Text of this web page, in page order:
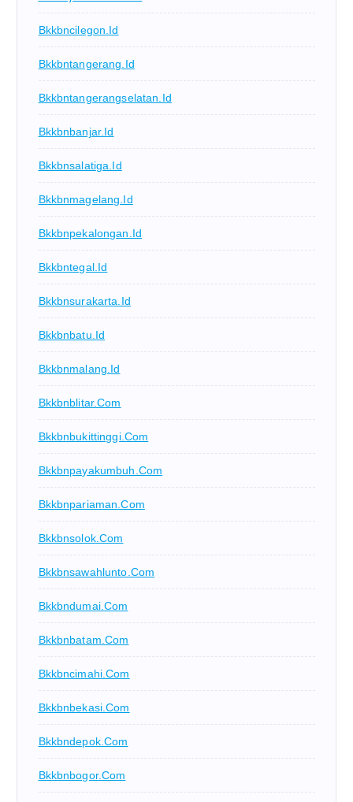
Bkkbncilegon.id
Bkkbntangerang.id
Bkkbntangerangselatan.id
Bkkbnbanjar.id
Bkkbnsalatiga.id
Bkkbnmagelang.id
Bkkbnpekalongan.id
Bkkbntegal.id
Bkkbnsurakarta.id
Bkkbnbatu.id
Bkkbnmalang.id
Bkkbnblitar.com
Bkkbnbukittinggi.com
Bkkbnpayakumbuh.com
Bkkbnpariaman.com
Bkkbnsolok.com
Bkkbnsawahlunto.com
Bkkbndumai.com
Bkkbnbatam.com
Bkkbncimahi.com
Bkkbnbekasi.com
Bkkbndepok.com
Bkkbnbogor.com